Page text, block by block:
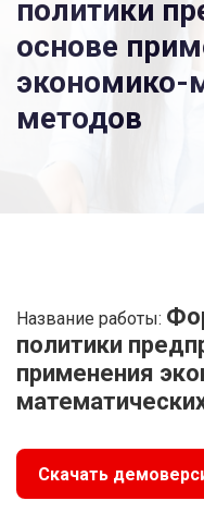
политики
основе
экономико-
методов
Название работы:
политики
применения
Скачать